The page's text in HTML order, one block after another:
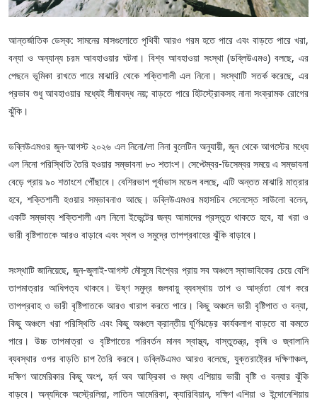
আন্তর্জাতিক ডেস্ক: সামনের মাসগুলোতে পৃথিবী আরও গরম হতে পারে এবং বাড়তে পারে খরা,
বন্যা ও অন্যান্য চরম আবহাওয়ার ঘটনা। বিশ্ব আবহাওয়া সংস্থা (ডব্লিউএমও) বলছে, এর
পেছনে ভূমিকা রাখতে পারে মাঝারি থেকে শক্তিশালী এল নিনো। সংস্থাটি সতর্ক করেছে, এর
প্রভাব শুধু আবহাওয়ার মধ্যেই সীমাবদ্ধ নয়; বাড়তে পারে হিটস্ট্রোকসহ নানা সংক্রামক রোগের
ঝুঁকি।
ডব্লিউএমওর জুন-আগস্ট ২০২৬ এল নিনো/লা নিনা বুলেটিন অনুযায়ী, জুন থেকে আগস্টের মধ্যে
এল নিনো পরিস্থিতি তৈরি হওয়ার সম্ভাবনা ৮০ শতাংশ। সেপ্টেম্বর-ডিসেম্বর সময়ে এ সম্ভাবনা
বেড়ে প্রায় ৯০ শতাংশে পৌঁছাবে। বেশিরভাগ পূর্বাভাস মডেল বলছে, এটি অন্তত মাঝারি মাত্রার
হবে, শক্তিশালী হওয়ার সম্ভাবনাও আছে। ডব্লিউএমওর মহাসচিব সেলেস্তে সাউলো বলেন,
একটি সম্ভাব্য শক্তিশালী এল নিনো ইভেন্টের জন্য আমাদের প্রস্তুত থাকতে হবে, যা খরা ও
ভারী বৃষ্টিপাতকে আরও বাড়াবে এবং স্থল ও সমুদ্রে তাপপ্রবাহের ঝুঁকি বাড়াবে।
সংস্থাটি জানিয়েছে, জুন-জুলাই-আগস্ট মৌসুমে বিশ্বের প্রায় সব অঞ্চলে স্বাভাবিকের চেয়ে বেশি
তাপমাত্রার আধিপত্য থাকবে। উষ্ণ সমুদ্র জলবায়ু ব্যবস্থায় তাপ ও আর্দ্রতা যোগ করে
তাপপ্রবাহ ও ভারী বৃষ্টিপাতকে আরও খারাপ করতে পারে। কিছু অঞ্চলে ভারী বৃষ্টিপাত ও বন্যা,
কিছু অঞ্চলে খরা পরিস্থিতি এবং কিছু অঞ্চলে ক্রান্তীয় ঘূর্ণিঝড়ের কার্যকলাপ বাড়তে বা কমতে
পারে। উচ্চ তাপমাত্রা ও বৃষ্টিপাতের পরিবর্তন মানব স্বাস্থ্য, বাস্তুতন্ত্র, কৃষি ও জ্বালানি
ব্যবস্থার ওপর বাড়তি চাপ তৈরি করবে। ডব্লিউএমও আরও বলেছে, যুক্তরাষ্ট্রের দক্ষিণাঞ্চল,
দক্ষিণ আমেরিকার কিছু অংশ, হর্ন অব আফ্রিকা ও মধ্য এশিয়ায় ভারী বৃষ্টি ও বন্যার ঝুঁকি
বাড়বে। অন্যদিকে অস্ট্রেলিয়া, লাতিন আমেরিকা, ক্যারিবিয়ান, দক্ষিণ এশিয়া ও ইন্দোনেশিয়ায়